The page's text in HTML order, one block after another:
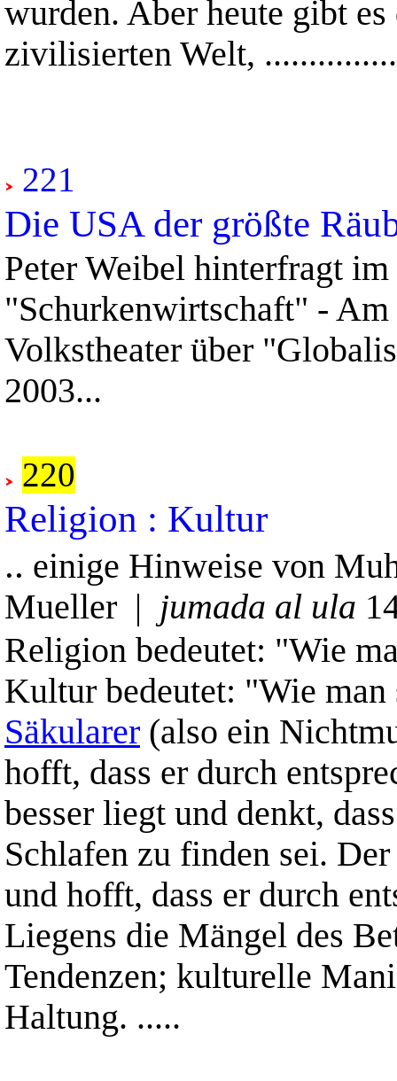
wurden. Aber heute gibt
zivilisierten Welt, ...............
221
Die USA der größte
Peter Weibel hinterfragt
"Schurkenwirtschaft" -
Volkstheater über
2003...
220
Religion : Kultur
.. einige Hinweise von
Mueller | jumada al ula
Religion bedeutet: "Wie
Kultur bedeutet: "Wie
Säkularer (also ein
hofft, dass er durch
besser liegt und denkt,
Schlafen zu finden sei.
und hofft, dass er durch
Liegens die Mängel des
Tendenzen; kulturelle
Haltung. .....